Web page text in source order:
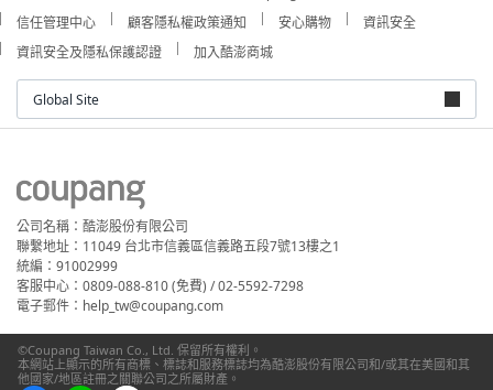
信任管理中心
顧客隱私權政策通知 安心購物
資訊安全
資訊安全及隱私保護認證
加入酷澎商城
Global Site
公司名稱：酷澎股份有限公司
聯繫地址：11049 台北市信義區信義路五段7號13樓之1
統編：91002999
客服中心：0809-088-810 (免費) / 02-5592-7298
電子郵件：help_tw@coupang.com
©Coupang Taiwan Co., Ltd. 保留所有權利。
本網站上顯示的所有商標、標誌和服務標誌均為酷澎股份有限公司和/或其在美國和其
他國家/地區註冊之關聯公司之所屬財產。